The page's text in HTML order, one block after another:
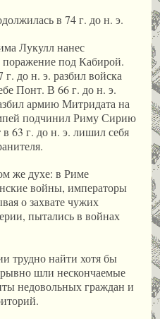
в 74 г. до н. э.
Лукулл нанес
под Кабирой.
до н. э. разбил войска
Понт. В 66 г. до н. э.
армию Митридата на
подчинил Риму Сирию
63 г. до н. э. лишил себя
же духе: в Риме
войны, императоры
о захвате чужих
пытались в войнах
трудно найти хотя бы
шли нескончаемые
недовольных граждан и